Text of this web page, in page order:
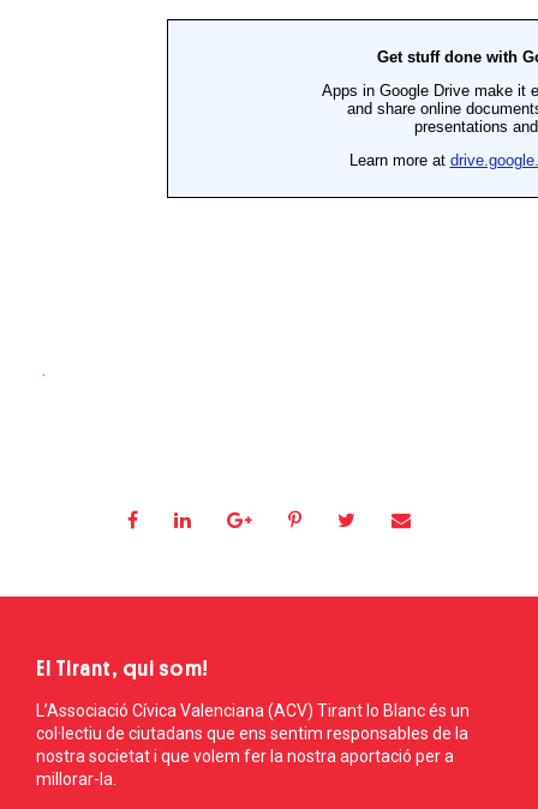
.
El Tirant, qui som!
L’Associació Cívica Valenciana (ACV) Tirant lo Blanc és un
col·lectiu de ciutadans que ens sentim responsables de la
nostra societat i que volem fer la nostra aportació per a
millorar-la.